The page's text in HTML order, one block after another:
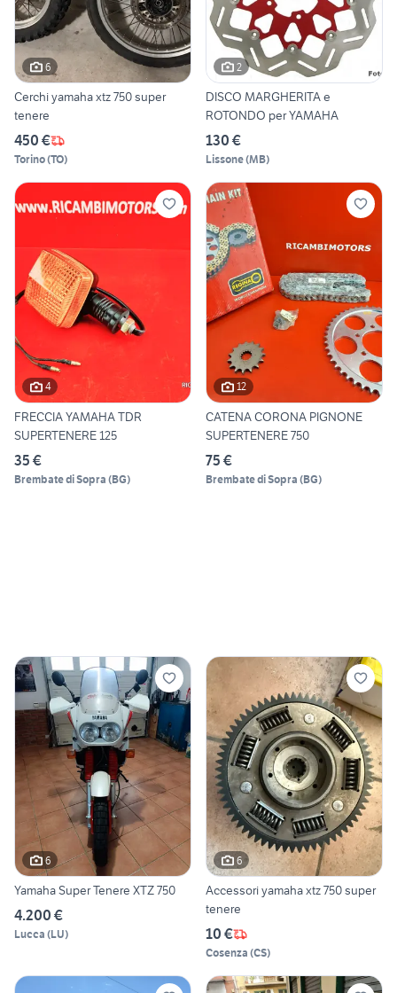
6
Cerchi yamaha xtz 750 super
tenere
450 €
Torino(TO)
2
DISCO MARGHERITA e
ROTONDO per YAMAHA
130 €
Lissone(MB)
4
FRECCIA YAMAHA TDR
SUPERTENERE 125
35 €
Brembate di Sopra (BG)
12
CATENA CORONA PIGNONE
SUPERTENERE 750
75 €
Brembate di Sopra (BG)
6
Yamaha Super Tenere XTZ 750
4.200 €
Lucca (LU)
6
Accessori yamaha xtz 750 super
tenere
10 €
Cosenza (CS)